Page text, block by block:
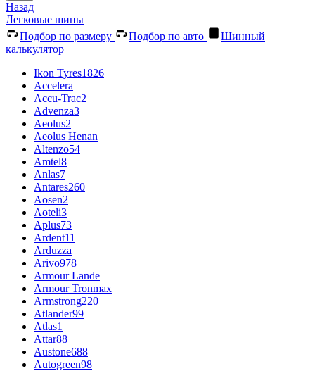
Назад
Легковые шины
Подбор по размеру
Подбор по авто
Шинный
калькулятор
Ikon Tyres1826
Accelera
Accu-Trac2
Advenza3
Aeolus2
Aeolus Henan
Altenzo54
Amtel8
Anlas7
Antares260
Aosen2
Aoteli3
Aplus73
Ardent11
Arduzza
Arivo978
Armour Lande
Armour Tronmax
Armstrong220
Atlander99
Atlas1
Attar88
Austone688
Autogreen98